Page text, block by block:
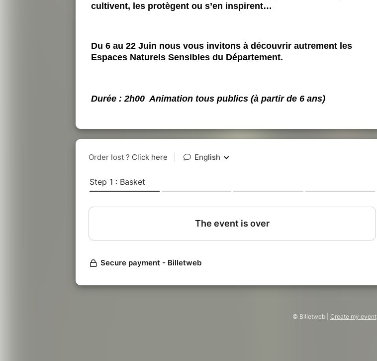
cultivent, les protègent ou s’en inspirent…
Du 6 au 22 Juin nous vous invitons à découvrir autrement les
Espaces Naturels Sensibles du Département.
Durée : 2h00 Animation tous publics (à partir de 6 ans)
© Billetweb | Create my event